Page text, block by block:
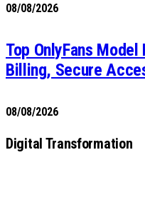
08/08/2026
Top OnlyFans
Billing, Secure
08/08/2026
Digital Transformation